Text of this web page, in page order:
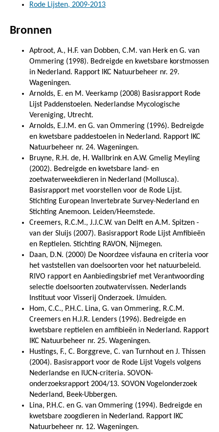
Rode Lijsten, 2009-2013
Bronnen
Aptroot, A., H.F. van Dobben, C.M. van Herk en G. van
Ommering (1998). Bedreigde en kwetsbare korstmossen
in Nederland. Rapport IKC Natuurbeheer nr. 29.
Wageningen.
Arnolds, E. en M. Veerkamp (2008) Basisrapport Rode
Lijst Paddenstoelen. Nederlandse Mycologische
Vereniging, Utrecht.
Arnolds, E.J.M. en G. van Ommering (1996). Bedreigde
en kwetsbare paddestoelen in Nederland. Rapport IKC
Natuurbeheer nr. 24. Wageningen.
Bruyne, R.H. de, H. Wallbrink en A.W. Gmelig Meyling
(2002). Bedreigde en kwetsbare land- en
zoetwaterweekdieren in Nederland (Mollusca).
Basisrapport met voorstellen voor de Rode Lijst.
Stichting European Invertebrate Survey-Nederland en
Stichting Anemoon. Leiden/Heemstede.
Creemers, R.C.M., J.J.C.W. van Delft en A.M. Spitzen -
van der Sluijs (2007). Basisrapport Rode Lijst Amfibieën
en Reptielen. Stichting RAVON, Nijmegen.
Daan, D.N. (2000) De Noordzee visfauna en criteria voor
het vaststellen van doelsoorten voor het natuurbeleid.
RIVO rapport en Aanbiedingsbrief met Verantwoording
selectie doelsoorten zoutwatervissen. Nederlands
Instituut voor Visserij Onderzoek. IJmuiden.
Hom, C.C., P.H.C. Lina, G. van Ommering, R.C.M.
Creemers en H.J.R. Lenders (1996). Bedreigde en
kwetsbare reptielen en amfibieën in Nederland. Rapport
IKC Natuurbeheer nr. 25. Wageningen.
Hustings, F., C. Borggreve, C. van Turnhout en J. Thissen
(2004). Basisrapport voor de Rode Lijst Vogels volgens
Nederlandse en IUCN-criteria. SOVON-
onderzoeksrapport 2004/13. SOVON Vogelonderzoek
Nederland, Beek-Ubbergen.
Lina, P.H.C. en G. van Ommering (1994). Bedreigde en
kwetsbare zoogdieren in Nederland. Rapport IKC
Natuurbeheer nr. 12. Wageningen.